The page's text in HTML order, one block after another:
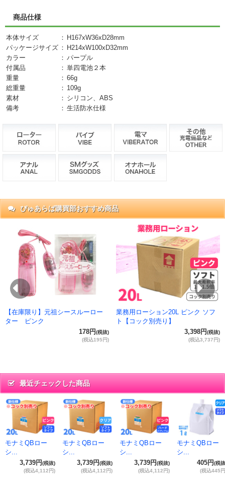
商品仕様
本体サイズ ： H167xW36xD28mm
パッケージサイズ ： H214xW100xD32mm
カラー
： パープル
付属品
： 単四電池２本
重量
： 66g
総重量
： 109g
素材
： シリコン、ABS
備考
： 生活防水仕様
ぴゅあらば購買部おすすめ商品
Previous
【在庫限り】元祖シースルーロー
ター ピンク
178円(税抜)
(税込195円)
業務用ローション20L ピンク ソフ
ト【コック別売り】
3,398円(税抜)
(税込3,737円)
最近チェックした商品
モナミQBロー
シ...
3,739円(税抜)
(税込4,112円)
モナミQBロー
シ...
3,739円(税抜)
(税込4,112円)
モナミQBロー
シ...
3,739円(税抜)
(税込4,112円)
モナミQBロー
シ...
405円(税
(税込445